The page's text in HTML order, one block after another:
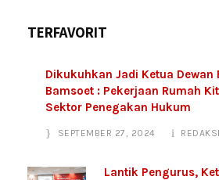
TERFAVORIT
Dikukuhkan Jadi Ketua Dewan
Bamsoet : Pekerjaan Rumah
Sektor Penegakan Hukum
SEPTEMBER 27, 2024 REDAKSI
Lantik Pengurus,